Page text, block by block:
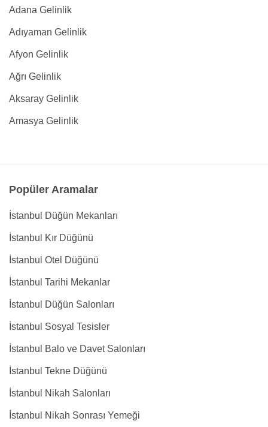
Adana Gelinlik
Adıyaman Gelinlik
Afyon Gelinlik
Ağrı Gelinlik
Aksaray Gelinlik
Amasya Gelinlik
Popüler Aramalar
İstanbul Düğün Mekanları
İstanbul Kır Düğünü
İstanbul Otel Düğünü
İstanbul Tarihi Mekanlar
İstanbul Düğün Salonları
İstanbul Sosyal Tesisler
İstanbul Balo ve Davet Salonları
İstanbul Tekne Düğünü
İstanbul Nikah Salonları
İstanbul Nikah Sonrası Yemeği